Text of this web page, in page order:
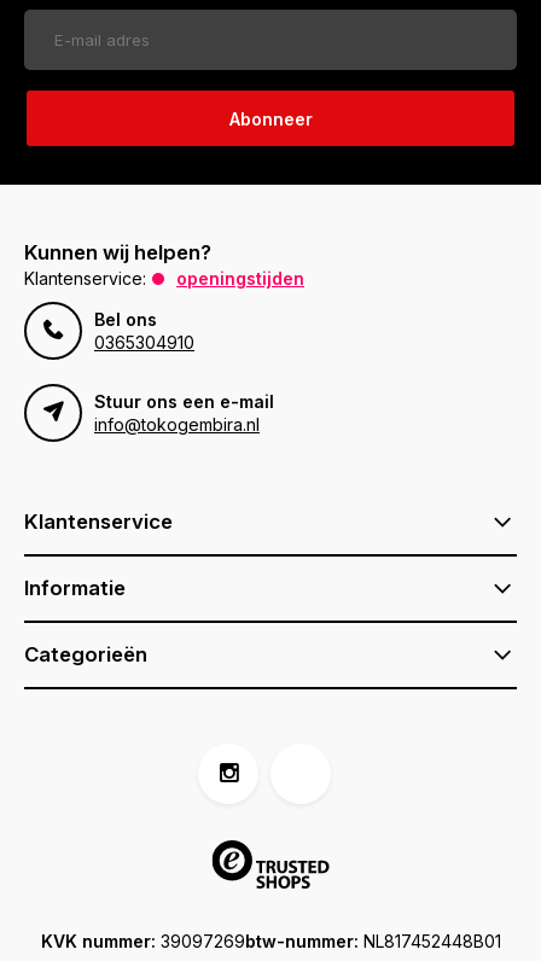
Abonneer
Kunnen wij helpen?
Klantenservice:
openingstijden
Bel ons
0365304910
Stuur ons een e-mail
info@tokogembira.nl
Klantenservice
Informatie
Categorieën
KVK nummer: 39097269btw-nummer: NL817452448B01